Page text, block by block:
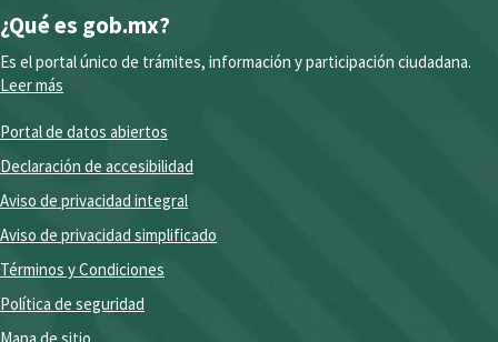
¿Qué es gob.mx?
Es el portal único de trámites, información y participación ciudadana.
Leer más
Portal de datos abiertos
Declaración de accesibilidad
Aviso de privacidad integral
Aviso de privacidad simplificado
Términos y Condiciones
Política de seguridad